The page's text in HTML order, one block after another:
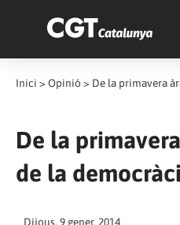
Inici > Opinió > De la primavera
De la
de la
Dijous, 9 gener, 2014